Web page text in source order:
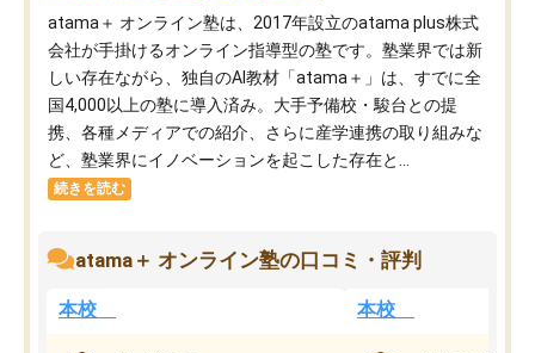
atama＋ オンライン塾は、2017年設立のatama plus株式
会社が手掛けるオンライン指導型の塾です。塾業界では新
しい存在ながら、独自のAI教材「atama＋」は、すでに全
国4,000以上の塾に導入済み。大手予備校・駿台との提
携、各種メディアでの紹介、さらに産学連携の取り組みな
ど、塾業界にイノベーションを起こした存在と...
続きを読む
atama＋ オンライン塾の口コミ・評判
本校 本校